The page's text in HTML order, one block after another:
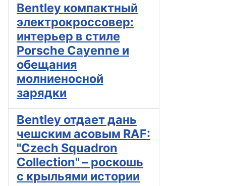
Bentley компактный
электрокроссовер:
интерьер в стиле
Porsche Cayenne и
обещания
молниеносной
зарядки
Bentley отдает дань
чешским асовым RAF:
"Czech Squadron
Collection" – роскошь
с крыльями истории